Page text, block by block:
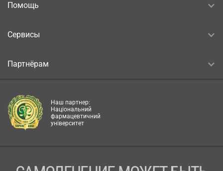
Помощь
Сервисы
Партнёрам
Наш партнер:
Національний
фармацевтичний
університет